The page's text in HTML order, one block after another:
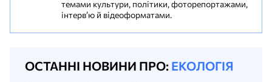
темами культури, політики, фоторепортажами,
інтерв’ю й відеоформатами.
ОСТАННІ НОВИНИ ПРО: ЕКОЛОГІЯ